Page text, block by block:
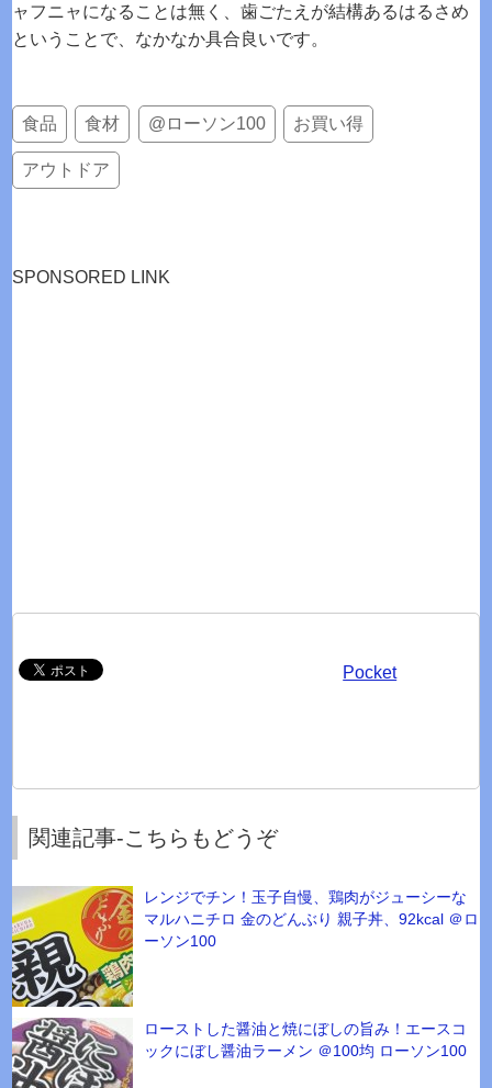
ャフニャになることは無く、歯ごたえが結構あるはるさめ
ということで、なかなか具合良いです。
食品 食材 @ローソン100 お買い得
アウトドア
SPONSORED LINK
Pocket
関連記事-こちらもどうぞ
レンジでチン！玉子自慢、鶏肉がジューシーな
マルハニチロ 金のどんぶり 親子丼、92kcal ＠ロ
ーソン100
ローストした醤油と焼にぼしの旨み！エースコ
ックにぼし醤油ラーメン ＠100均 ローソン100